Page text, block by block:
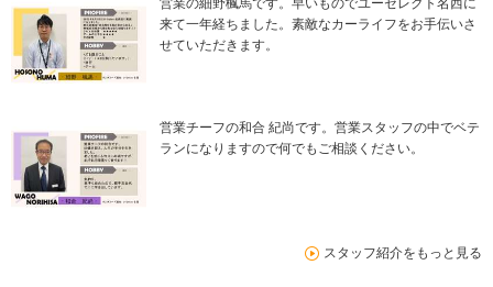
来て一年経ちました。素敵なカーライフをお手伝いさ
せていただきます。
営業チーフの和合 紀尚です。営業スタッフの中でベテ
ランになりますので何でもご相談ください。
スタッフ紹介をもっと見る